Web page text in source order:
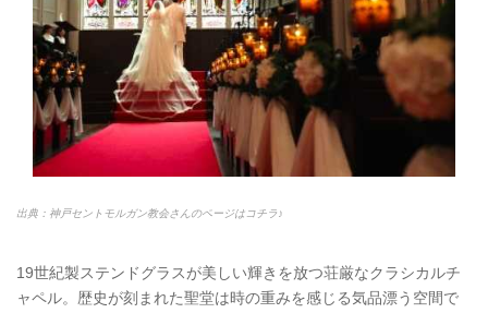
出典：神戸セントモルガン教会さんのページはコチラ♪
19世紀製ステンドグラスが美しい輝きを放つ荘厳なクラシカルチ
ャペル。歴史が刻まれた聖堂は時の重みを感じる気品漂う空間で